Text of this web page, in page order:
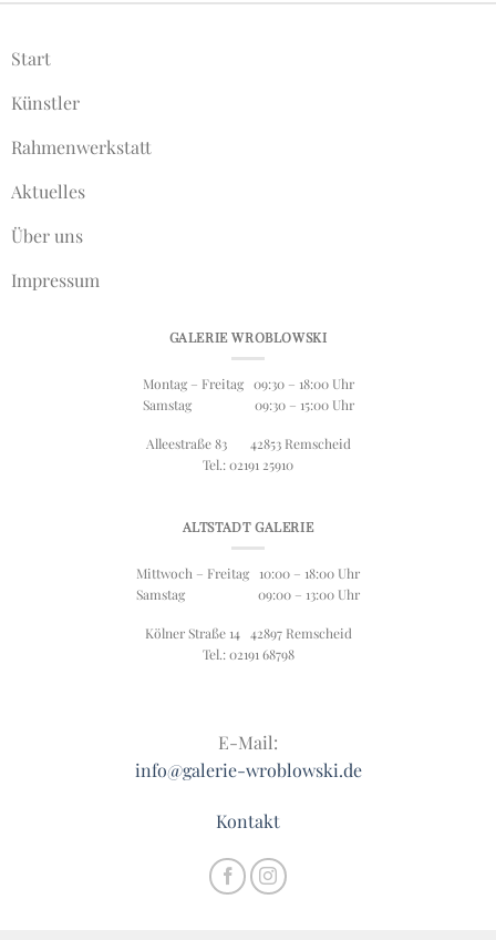
Start
Künstler
Rahmenwerkstatt
Aktuelles
Über uns
Impressum
GALERIE WROBLOWSKI
Montag – Freitag 09:30 – 18:00 Uhr
Samstag 09:30 – 15:00 Uhr
Alleestraße 83 42853 Remscheid
Tel.: 02191 25910
ALTSTADT GALERIE
Mittwoch – Freitag 10:00 – 18:00 Uhr
Samstag 09:00 – 13:00 Uhr
Kölner Straße 14 42897 Remscheid
Tel.: 02191 68798
E-Mail:
info@galerie-wroblowski.de
Kontakt